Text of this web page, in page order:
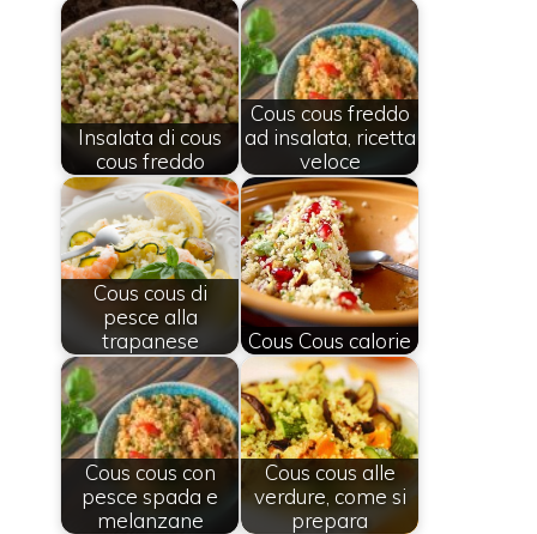
Insalata di cous
cous freddo
Cous cous freddo
ad insalata, ricetta
veloce
Cous cous di
pesce alla
trapanese
Cous Cous calorie
Cous cous con
pesce spada e
melanzane
Cous cous alle
verdure, come si
prepara